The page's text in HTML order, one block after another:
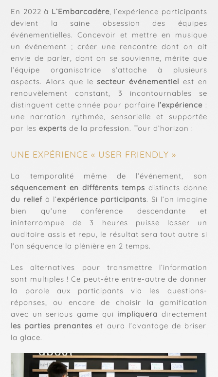
En 2022 à L’Embarcadère, l’expérience participants
devient la saine obsession des équipes
événementielles. Concevoir et mettre en musique
un événement ; créer une rencontre dont on ait
envie de parler, dont on se souvienne, mérite que
l’équipe organisatrice s’attache à plusieurs
aspects. Alors que lesecteur événementiel est en
renouvèlement constant, 3 incontournables se
distinguent cette année pour parfaire l’expérience :
une narration rythmée, sensorielle et supportée
par lesexperts de la profession. Tour d’horizon :
UNE EXPÉRIENCE « USER FRIENDLY »
La temporalité même de l’événement, son
séquencement en différents temps distincts donne
du relief à l’expérience participants. Si l’on imagine
bien qu’une conférence descendante et
ininterrompue de 3 heures puisse lasser un
auditoire assis et repu, le résultat sera tout autre si
l’on séquence la plénière en 2 temps.
Les alternatives pour transmettre l’information
sont multiples ! Ce peut-être entre-autre de donner
la parole aux participants via les questions-
réponses, ou encore de choisir la gamification
avec un serious game qui impliquera directement
les parties prenantes et aura l’avantage de briser
la glace.